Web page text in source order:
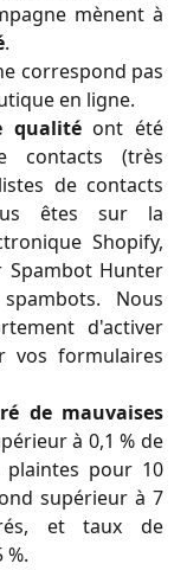
mènent à
.
correspond pas
en ligne.
qualitéont été
contacts (très
de contacts
êtes sur la
Shopify,
Spambot Hunter
Nous
d'activer
vos formulaires
de mauvaises
à 0,1 % de
pour 10
supérieur à 7
et taux de